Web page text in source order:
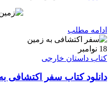
ادامه مطلب
18 نوامبر
کتاب داستان خارجی
دانلود کتاب سفر اکتشافی